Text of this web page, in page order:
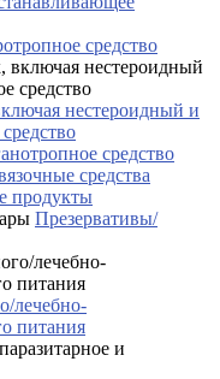
средство
нестероидный и
средство
средства
продукты
Презервативы/
лечебно-
питания